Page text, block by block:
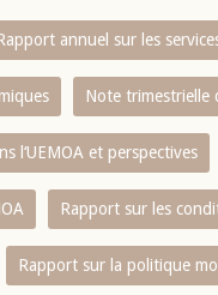
annuel sur les
Note trimestrielle
l‘UEMOA et perspectives
Rapport sur les
Rapport sur la politique